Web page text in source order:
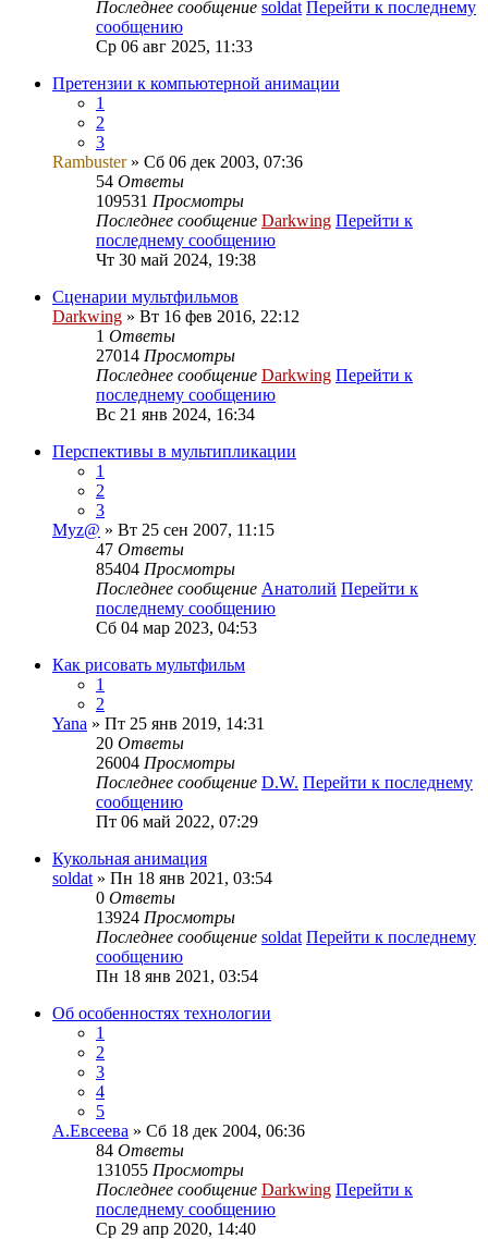
Последнее сообщение soldat Перейти к последнему
сообщению
Ср 06 авг 2025, 11:33
Претензии к компьютерной анимации
1
2
3
Rambuster» Сб 06 дек 2003, 07:36
54 Ответы
109531 Просмотры
Последнее сообщение Darkwing Перейти к
последнему сообщению
Чт 30 май 2024, 19:38
Сценарии мультфильмов
Darkwing » Вт 16 фев 2016, 22:12
1 Ответы
27014 Просмотры
Последнее сообщение Darkwing Перейти к
последнему сообщению
Вс 21 янв 2024, 16:34
Перспективы в мультипликации
1
2
3
Myz@ » Вт 25 сен 2007, 11:15
47 Ответы
85404 Просмотры
Последнее сообщение Анатолий Перейти к
последнему сообщению
Сб 04 мар 2023, 04:53
Как рисовать мультфильм
1
2
Yana » Пт 25 янв 2019, 14:31
20 Ответы
26004 Просмотры
Последнее сообщение D.W. Перейти к последнему
сообщению
Пт 06 май 2022, 07:29
Кукольная анимация
soldat » Пн 18 янв 2021, 03:54
0 Ответы
13924 Просмотры
Последнее сообщение soldat Перейти к последнему
сообщению
Пн 18 янв 2021, 03:54
Об особенностях технологии
1
2
3
4
5
А.Евсеева » Сб 18 дек 2004, 06:36
84 Ответы
131055 Просмотры
Последнее сообщение Darkwing Перейти к
последнему сообщению
Ср 29 апр 2020, 14:40